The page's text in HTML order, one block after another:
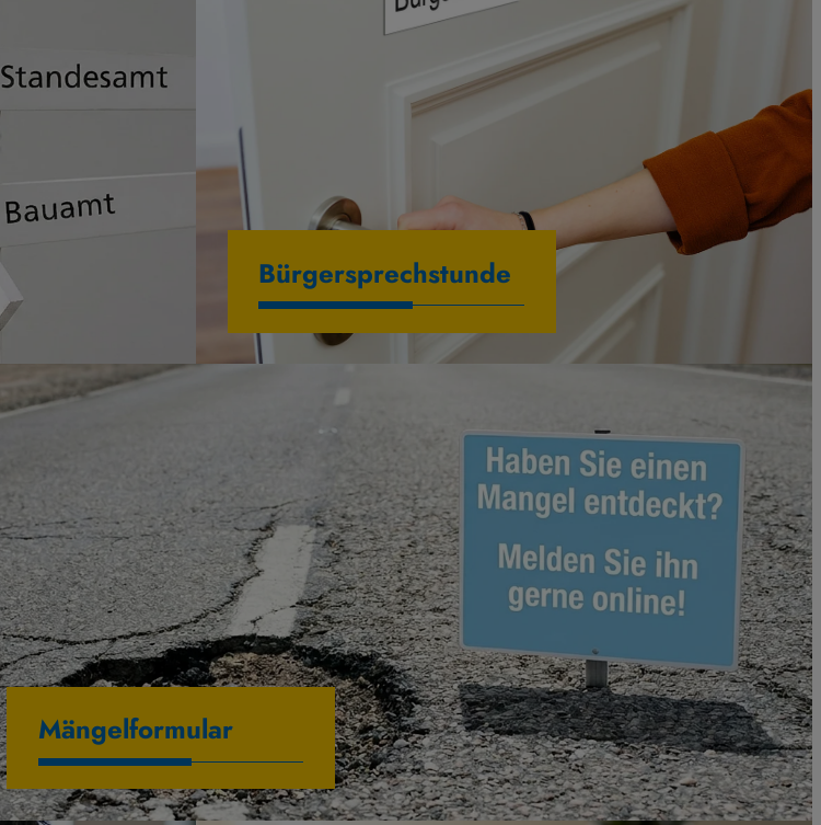
Bürgersprechstunde
Mängelformular